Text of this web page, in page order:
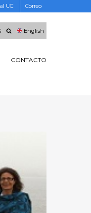
UC Correo
English
CONTACTO